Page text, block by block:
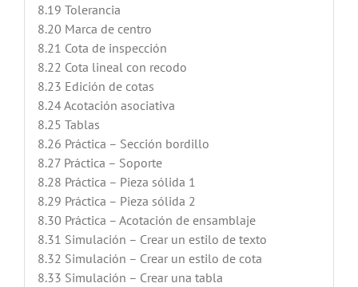
8.19 Tolerancia
8.20 Marca de centro
8.21 Cota de inspección
8.22 Cota lineal con recodo
8.23 Edición de cotas
8.24 Acotación asociativa
8.25 Tablas
8.26 Práctica – Sección bordillo
8.27 Práctica – Soporte
8.28 Práctica – Pieza sólida 1
8.29 Práctica – Pieza sólida 2
8.30 Práctica – Acotación de ensamblaje
8.31 Simulación – Crear un estilo de texto
8.32 Simulación – Crear un estilo de cota
8.33 Simulación – Crear una tabla